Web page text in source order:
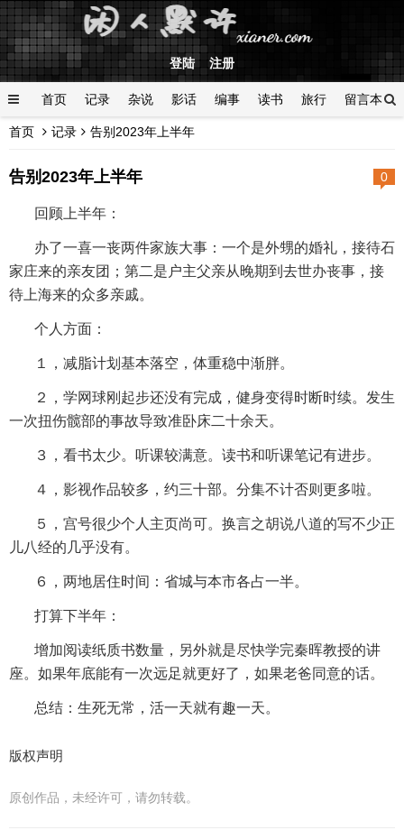
登陆 注册
首页 记录 杂说 影话 编事 读书 旅行 留言本
登陆
首页 记录 告别2023年上半年
0
告别2023年上半年
回顾上半年：
办了一喜一丧两件家族大事：一个是外甥的婚礼，接待石
家庄来的亲友团；第二是户主父亲从晚期到去世办丧事，接
待上海来的众多亲戚。
个人方面：
１，减脂计划基本落空，体重稳中渐胖。
２，学网球刚起步还没有完成，健身变得时断时续。发生
一次扭伤髋部的事故导致准卧床二十余天。
３，看书太少。听课较满意。读书和听课笔记有进步。
４，影视作品较多，约三十部。分集不计否则更多啦。
５，宫号很少个人主页尚可。换言之胡说八道的写不少正
儿八经的几乎没有。
６，两地居住时间：省城与本市各占一半。
打算下半年：
增加阅读纸质书数量，另外就是尽快学完秦晖教授的讲
座。如果年底能有一次远足就更好了，如果老爸同意的话。
总结：生死无常，活一天就有趣一天。
版权声明
原创作品，未经许可，请勿转载。